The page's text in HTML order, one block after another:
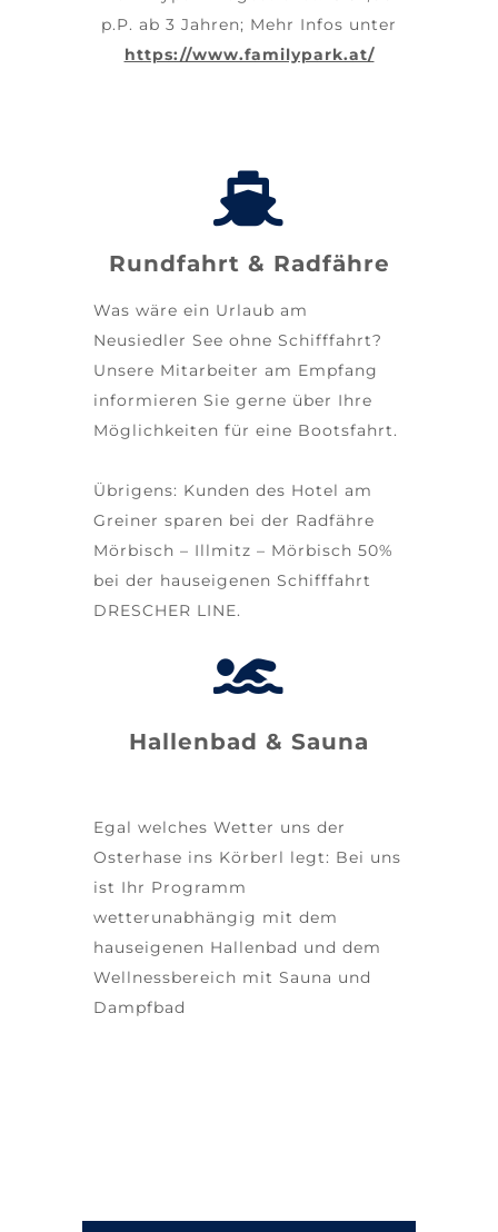
p.P. ab 3 Jahren; Mehr Infos unter
https://www.familypark.at/
Rundfahrt & Radfähre
Was wäre ein Urlaub am
Neusiedler See ohne Schifffahrt?
Unsere Mitarbeiter am Empfang
informieren Sie gerne über Ihre
Möglichkeiten für eine Bootsfahrt.
Übrigens: Kunden des Hotel am
Greiner sparen bei der Radfähre
Mörbisch – Illmitz – Mörbisch 50%
bei der hauseigenen Schifffahrt
DRESCHER LINE.
Hallenbad & Sauna
Egal welches Wetter uns der
Osterhase ins Körberl legt: Bei uns
ist Ihr Programm
wetterunabhängig mit dem
hauseigenen Hallenbad und dem
Wellnessbereich mit Sauna und
Dampfbad